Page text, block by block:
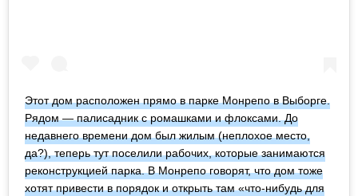
Этот дом расположен прямо в парке Монрепо в Выборге.
Рядом — палисадник с ромашками и флоксами. До
недавнего времени дом был жилым (неплохое место,
да?), теперь тут поселили рабочих, которые занимаются
реконструкцией парка. В Монрепо говорят, что дом тоже
хотят привести в порядок и открыть там «что-нибудь для